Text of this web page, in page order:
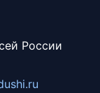
России